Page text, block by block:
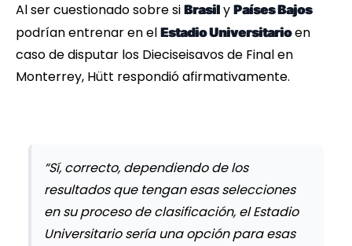
Al ser cuestionado sobre si Brasil y Países Bajos
podrían entrenar en el Estadio Universitarioen
caso de disputar los Dieciseisavos de Final en
Monterrey, Hütt respondió afirmativamente.
“Sí, correcto, dependiendo de los
resultados que tengan esas selecciones
en su proceso de clasificación, el Estadio
Universitario sería una opción para esas